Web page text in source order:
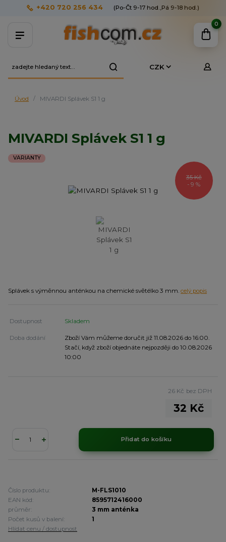
CZK
+420 720 256 434 (Po-Čt 9-17 hod.,Pá 9-18 hod.)
0
Úvod MIVARDI Splávek S1 1 g
MIVARDI Splávek S1 1 g
VARIANTY
35 Kč
- 9 %
Splávek s výměnnou anténkou na chemické světélko 3 mm. celý popis
Dostupnost Skladem
Doba dodání
Zboží Vám můžeme doručit již 11.08.2026 do 16:00.
Stačí, když zboží objednáte nejpozději do 10.08.2026
10:00
32 Kč
26 Kč bez DPH
Přidat do košíku
Číslo produktu:
M-FLS1010
EAN kód:
8595712416000
průměr:
3 mm anténka
Počet kusů v balení:
1
Hlídat cenu / dostupnost